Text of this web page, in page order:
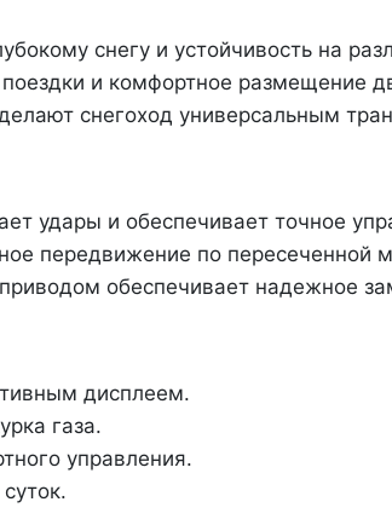
снегу и устойчивость на
и комфортное размещение
снегоход универсальным
удары и обеспечивает точное
передвижение по пересеченной
обеспечивает надежное
дисплеем.
газа.
управления.